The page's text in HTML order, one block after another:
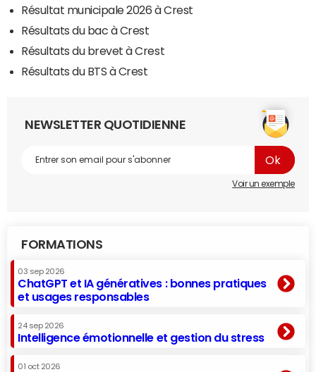
Résultat municipale 2026 à Crest
Résultats du bac à Crest
Résultats du brevet à Crest
Résultats du BTS à Crest
NEWSLETTER QUOTIDIENNE
Voir un exemple
FORMATIONS
03 sep 2026
ChatGPT et IA génératives : bonnes pratiques
et usages responsables
24 sep 2026
Intelligence émotionnelle et gestion du stress
01 oct 2026